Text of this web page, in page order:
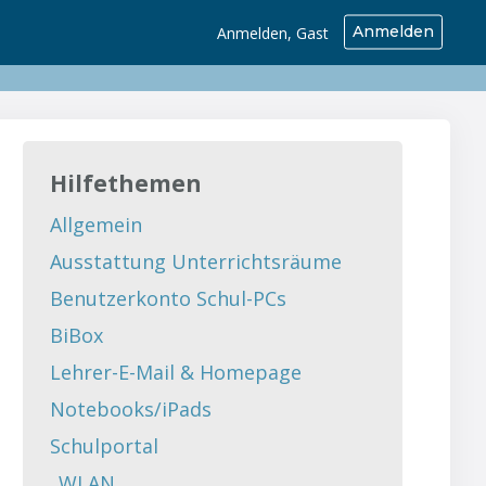
Anmelden, Gast Anmelden
Hilfethemen
Allgemein
Ausstattung Unterrichtsräume
Benutzerkonto Schul-PCs
BiBox
Lehrer-E-Mail & Homepage
Notebooks/iPads
Schulportal